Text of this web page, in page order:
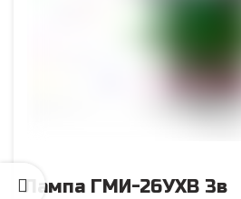
Лампа ГМИ-26УХВ 3в